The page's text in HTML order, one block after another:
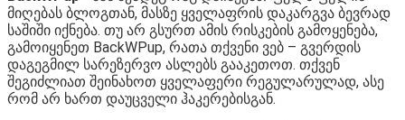
მიღებას ბლოგთან, მასზე ყველაფრის დაკარგვა ბევრად
საშიში იქნება. თუ არ გსურთ ამის რისკების გამოყენება,
გამოიყენეთ BackWPup, რათა თქვენი ვებ – გვერდის
დაგეგმილ სარეზერვო ასლებს გააკეთოთ. თქვენ
შეგიძლიათ შეინახოთ ყველაფერი რეგულარულად, ასე
რომ არ ხართ დაუცველი ჰაკერებისგან.